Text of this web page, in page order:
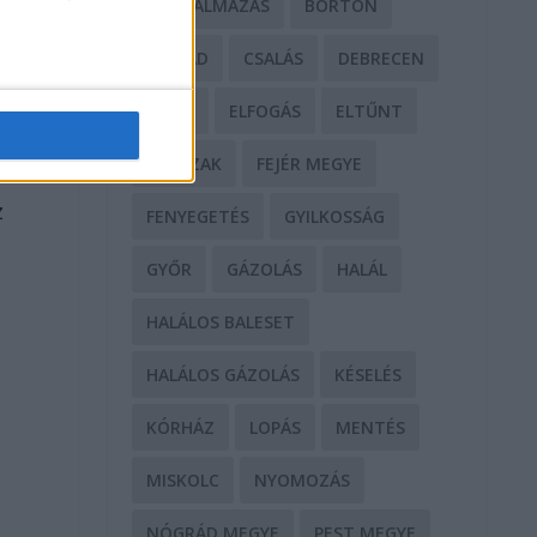
BÁNTALMAZÁS BÖRTÖN
CSALÁD CSALÁS DEBRECEN
ELFOGÁS ELTŰNT
ERŐSZAK FEJÉR MEGYE
FENYEGETÉS GYILKOSSÁG
GYŐR GÁZOLÁS HALÁL
HALÁLOS BALESET
HALÁLOS GÁZOLÁS KÉSELÉS
KÓRHÁZ LOPÁS MENTÉS
MISKOLC NYOMOZÁS